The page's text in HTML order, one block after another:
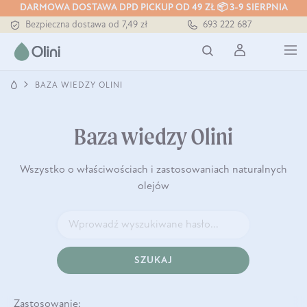
DARMOWA DOSTAWA DPD PICKUP OD 49 ZŁ 📦 3-9 SIERPNIA
Tłoczony zawsze na zimno
Bezpieczna dostawa od 7,49 zł
Darmowa dostawa od 199 zł
Tłoczony zawsze na zimno
693 222 687
BAZA WIEDZY OLINI
Baza wiedzy Olini
Wszystko o właściwościach i zastosowaniach naturalnych
olejów
SZUKAJ
Zastosowanie: